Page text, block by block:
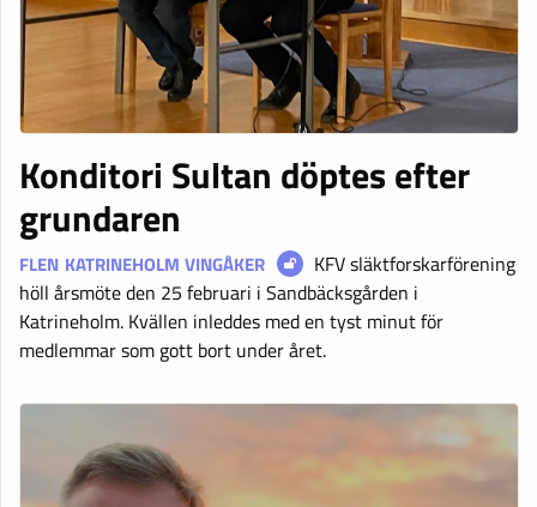
Konditori Sultan döptes efter
grundaren
FLEN KATRINEHOLM VINGÅKER
KFV släktforskarförening
höll årsmöte den 25 februari i Sandbäcksgården i
Katrineholm. Kvällen inleddes med en tyst minut för
medlemmar som gott bort under året.